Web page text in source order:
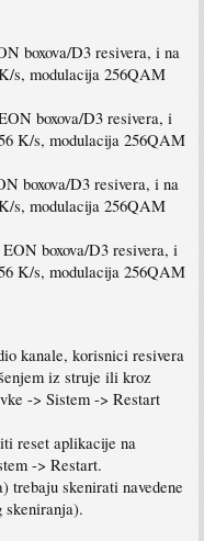
boxova/D3 resivera, i na
s, modulacija 256QAM
boxova/D3 resivera, i
K/s, modulacija 256QAM
boxova/D3 resivera, i na
s, modulacija 256QAM
boxova/D3 resivera, i
K/s, modulacija 256QAM
kanale, korisnici resivera
iz struje ili kroz
-> Sistem -> Restart
reset aplikacije na
-> Restart.
skenirati navedene
skeniranja).